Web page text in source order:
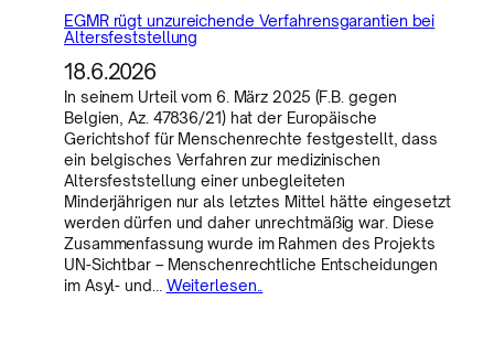
EGMR rügt unzureichende Verfahrensgarantien bei
Altersfeststellung
18.6.2026
In seinem Urteil vom 6. März 2025 (F.B. gegen
Belgien, Az. 47836/21) hat der Europäische
Gerichtshof für Menschenrechte festgestellt, dass
ein belgisches Verfahren zur medizinischen
Altersfeststellung einer unbegleiteten
Minderjährigen nur als letztes Mittel hätte eingesetzt
werden dürfen und daher unrechtmäßig war. Diese
Zusammenfassung wurde im Rahmen des Projekts
UN-Sichtbar – Menschenrechtliche Entscheidungen
im Asyl- und… Weiterlesen..